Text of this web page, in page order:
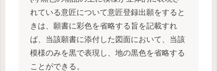
れている意匠について意匠登録出願をすると
きは、願書に彩色を省略する旨を記載すれ
ば、当該願書に添付した図面において、当該
模様のみを黒で表現し、地の黒色を省略する
ことができる。